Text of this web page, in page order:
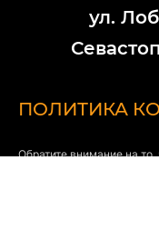
ул.
ПОЛИТИКА
Обратите внимание на